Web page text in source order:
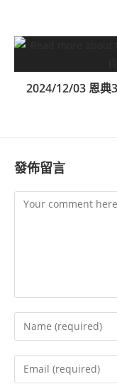
2024/12/03 恩典
發佈留言